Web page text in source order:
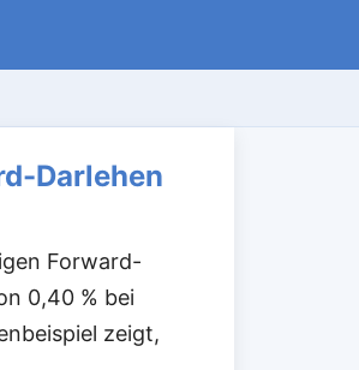
Darlehen
Forward-
0,40 % bei
zeigt,